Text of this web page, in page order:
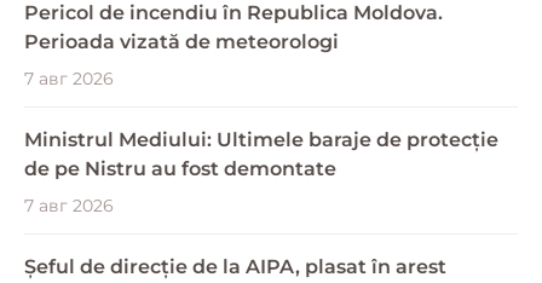
Pericol de incendiu în Republica Moldova.
Perioada vizată de meteorologi
7 авг 2026
Ministrul Mediului: Ultimele baraje de protecție
de pe Nistru au fost demontate
7 авг 2026
Șeful de direcție de la AIPA, plasat în arest